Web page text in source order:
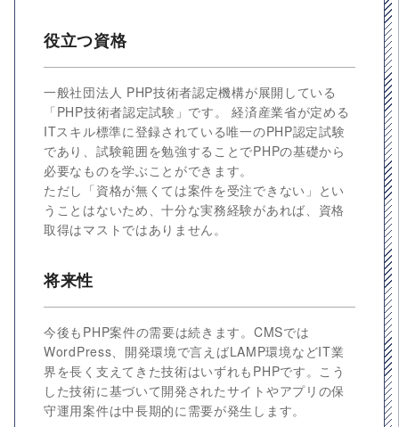
役立つ資格
一般社団法人 PHP技術者認定機構が展開している
「PHP技術者認定試験」です。 経済産業省が定める
ITスキル標準に登録されている唯一のPHP認定試験
であり、試験範囲を勉強することでPHPの基礎から
必要なものを学ぶことができます。
ただし「資格が無くては案件を受注できない」とい
うことはないため、十分な実務経験があれば、資格
取得はマストではありません。
将来性
今後もPHP案件の需要は続きます。CMSでは
WordPress、開発環境で言えばLAMP環境などIT業
界を長く支えてきた技術はいずれもPHPです。こう
した技術に基づいて開発されたサイトやアプリの保
守運用案件は中長期的に需要が発生します。